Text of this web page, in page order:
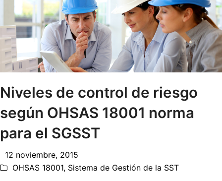
Niveles de control de riesgo
según OHSAS 18001 norma
para el SGSST
12 noviembre, 2015
OHSAS 18001, Sistema de Gestión de la SST